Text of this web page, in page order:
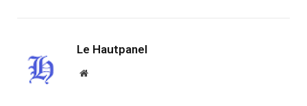
Le Hautpanel
Website